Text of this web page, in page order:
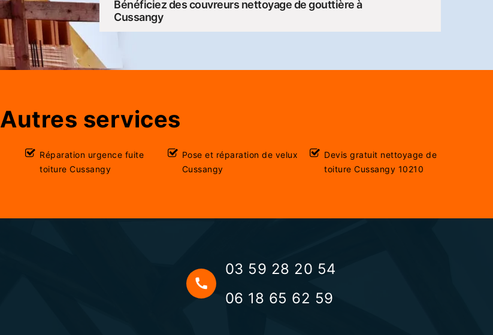
Bénéficiez des couvreurs nettoyage de gouttière à
Cussangy
Autres services
Réparation urgence fuite
toiture Cussangy
Pose et réparation de velux
Cussangy
Devis gratuit nettoyage de
toiture Cussangy 10210
03 59 28 20 54
06 18 65 62 59